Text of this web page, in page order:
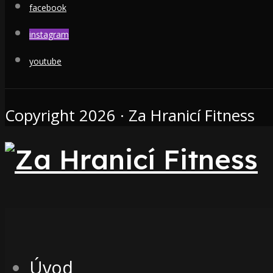
facebook
instagram
youtube
Copyright 2026 · Za Hranicí Fitness
Úvod